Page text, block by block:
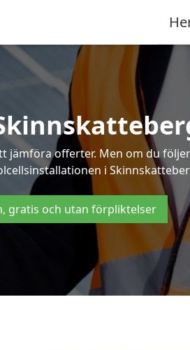
offerter. Men om du
i
gratis och utan förpliktelser